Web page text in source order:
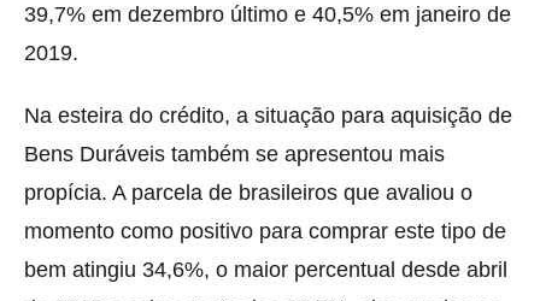
39,7% em dezembro último e 40,5% em janeiro de
2019.
Na esteira do crédito, a situação para aquisição de
Bens Duráveis também se apresentou mais
propícia. A parcela de brasileiros que avaliou o
momento como positivo para comprar este tipo de
bem atingiu 34,6%, o maior percentual desde abril